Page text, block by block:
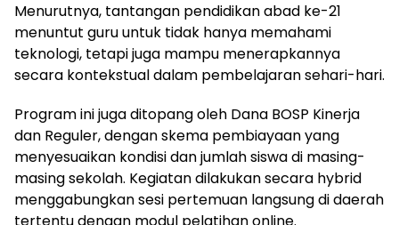
Menurutnya, tantangan pendidikan abad ke-21
menuntut guru untuk tidak hanya memahami
teknologi, tetapi juga mampu menerapkannya
secara kontekstual dalam pembelajaran sehari-hari.
Program ini juga ditopang oleh Dana BOSP Kinerja
dan Reguler, dengan skema pembiayaan yang
menyesuaikan kondisi dan jumlah siswa di masing-
masing sekolah. Kegiatan dilakukan secara hybrid
menggabungkan sesi pertemuan langsung di daerah